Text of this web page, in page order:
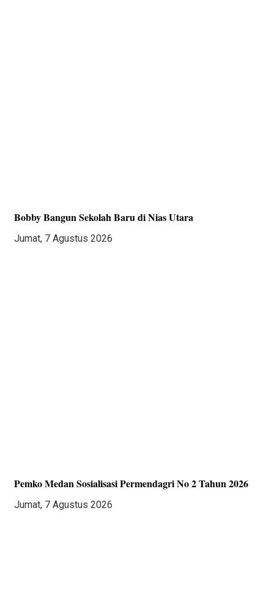
Bobby Bangun Sekolah Baru di Nias Utara
Jumat, 7 Agustus 2026
Pemko Medan Sosialisasi Permendagri No 2 Tahun 2026
Jumat, 7 Agustus 2026